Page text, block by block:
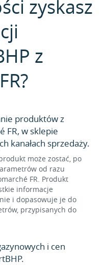
zyskasz
z
produktów z
FR, w sklepie
kanałach sprzedaży.
może zostać, po
od razu
FR. Produkt
informacje
i dopasowuje je do
przypisanych do
i cen